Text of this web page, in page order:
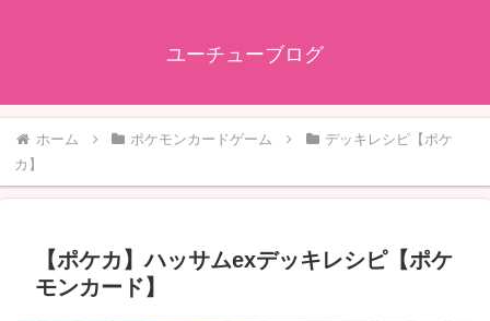
ユーチューブログ
ホーム ポケモンカードゲーム
デッキレシピ【ポケ
カ】
【ポケカ】ハッサムexデッキレシピ【ポケ
モンカード】